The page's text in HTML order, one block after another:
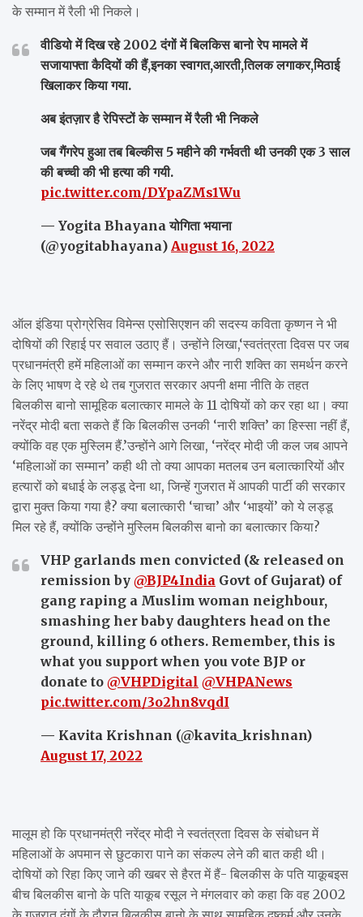
के सम्मान में रैली भी निकले।
वीडियो में दिख रहे 2002 दंगों में बिलकिस बानो रेप मामले में
सजायाफ्ता कैदियों की हैं,इनका स्वागत,आरती,तिलक लगाकर,मिठाई
खिलाकर किया गया.
अब इंतज़ार है रेपिस्टों के सम्मान में रैली भी निकले
जब गैंगरेप हुआ तब बिल्कीस 5 महीने की गर्भवती थी उनकी एक 3 साल
की बच्ची की भी हत्या की गयी.
pic.twitter.com/DYpaZMs1Wu
— Yogita Bhayana योगिता भयाना
(@yogitabhayana) August 16, 2022
ऑल इंडिया प्रोग्रेसिव विमेन्स एसोसिएशन की सदस्य कविता कृष्णन ने भी
दोषियों की रिहाई पर सवाल उठाए हैं। उन्होंने लिखा,‘स्वतंत्रता दिवस पर जब
प्रधानमंत्री हमें महिलाओं का सम्मान करने और नारी शक्ति का समर्थन करने
के लिए भाषण दे रहे थे तब गुजरात सरकार अपनी क्षमा नीति के तहत
बिलकीस बानो सामूहिक बलात्कार मामले के 11 दोषियों को कर रहा था। क्या
नरेंद्र मोदी बता सकते हैं कि बिलकीस उनकी ‘नारी शक्ति’ का हिस्सा नहीं हैं,
क्योंकि वह एक मुस्लिम हैं.’उन्होंने आगे लिखा, ‘नरेंद्र मोदी जी कल जब आपने
‘महिलाओं का सम्मान’ कही थी तो क्या आपका मतलब उन बलात्कारियों और
हत्यारों को बधाई के लड्डू देना था, जिन्हें गुजरात में आपकी पार्टी की सरकार
द्वारा मुक्त किया गया है? क्या बलात्कारी ‘चाचा’ और ‘भाइयों’ को ये लड्डू
मिल रहे हैं, क्योंकि उन्होंने मुस्लिम बिलकीस बानो का बलात्कार किया?
VHP garlands men convicted (& released on
remission by @BJP4India Govt of Gujarat) of
gang raping a Muslim woman neighbour,
smashing her baby daughters head on the
ground, killing 6 others. Remember, this is
what you support when you vote BJP or
donate to @VHPDigital @VHPANews
pic.twitter.com/3o2hn8vqdI
— Kavita Krishnan (@kavita_krishnan)
August 17, 2022
मालूम हो कि प्रधानमंत्री नरेंद्र मोदी ने स्वतंत्रता दिवस के संबोधन में
महिलाओं के अपमान से छुटकारा पाने का संकल्प लेने की बात कही थी।
दोषियों को रिहा किए जाने की खबर से हैरत में हैं- बिलकीस के पति याक़ूबइस
बीच बिलकीस बानो के पति याकूब रसूल ने मंगलवार को कहा कि वह 2002